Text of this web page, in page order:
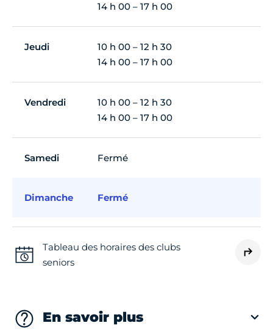
14 h 00 – 17 h 00
Jeudi
10 h 00 – 12 h 30
14 h 00 – 17 h 00
Vendredi
10 h 00 – 12 h 30
14 h 00 – 17 h 00
Samedi Fermé
Dimanche Fermé
Tableau des horaires des clubs
seniors
En savoir plus